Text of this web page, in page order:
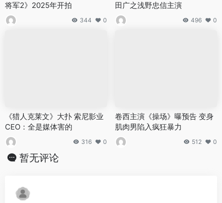
将军2》2025年开拍
344 0
田广之浅野忠信主演
496 0
《猎人克莱文》大扑 索尼影业
CEO：全是媒体害的
316 0
卷西主演《操场》曝预告 变身
肌肉男陷入疯狂暴力
512 0
暂无评论